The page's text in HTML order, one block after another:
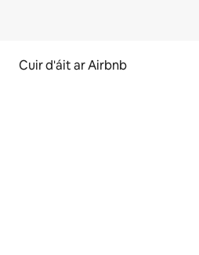
Cuir d'áit ar Airbnb